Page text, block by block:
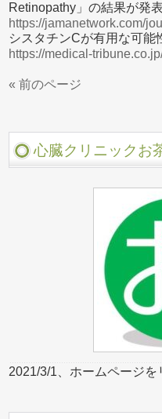
Retinopathy」の結果が発
https://jamanetwork.com/
シスタチンCが有用な可能
https://medical-
« 前のページ
心臓クリニックお
2021/3/1、ホームページを